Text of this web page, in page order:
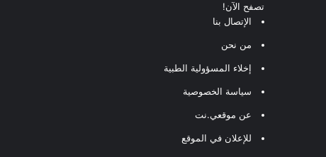
تصفح الآن!
الإتصال بنا
من نحن
إخلاء المسؤولية الطبية
سياسة الخصوصية
عن موقعي.نت
للإعلان في الموقع